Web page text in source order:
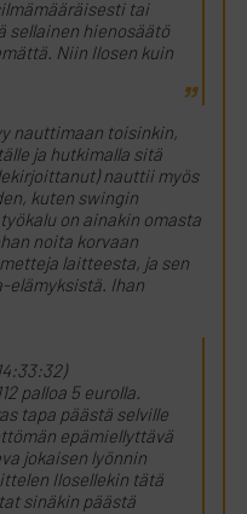
tai
sellainen hienosäätö
Niin Ilosen kuin
nauttimaan toisinkin,
ja hutkimalla sitä
nauttii myös
kuten swingin
on ainakin omasta
noita korvaan
laitteesta, ja sen
elämyksistä. Ihan
palloa 5 eurolla.
tapa päästä selville
epämiellyttävä
jokaisen lyönnin
Ilosellekin tätä
sinäkin päästä